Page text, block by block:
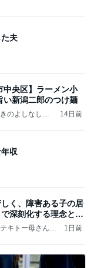
夫
中央区】ラーメン小
い新潟二郎のつけ麺
のよしなしご
14日前
収
く、障害ある子の居
深刻化する理念と現
キトー母さんの
1日前